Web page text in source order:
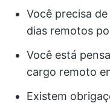
Você precisa
dias remotos
Você está
cargo remoto
Existem